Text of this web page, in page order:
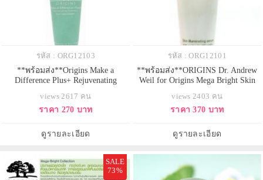
รหัส : ORG12103
**พร้อมส่ง**Origins Make a
Difference Plus+ Rejuvenating
ml.ทรีทเมนท์เพื่อฟื้นฟูปัญหาผิวที่แห้ง
กร้าน ขาดน้ำ ช่วยเสริมปราการ
ปกป้องผิว และลดเลือนริ้วรอย
ด้วยTrehalose เมื่อใช้เป็นประจำจน
views 2617 คน
ราคา 270 บาท
ดูรายละเอียด
รหัส : ORG12101
**พร้อมส่ง**ORIGINS Dr. Andrew
Weil for Origins Mega Bright Skin
15ml. เซรั่มบำรุงเข้มข้นสูงตรงเข้า
ดูแลที่ต้นเหตุจุดด่างดำ และรับมือกับ
กระจ่างใส เปล่งประกายอย่างแตก
ต่าง เห็นผลลัพธ์ผิวหมองคล้ำแลเลือ
views 2403 คน
ราคา 370 บาท
ดูรายละเอียด
SALE
73%